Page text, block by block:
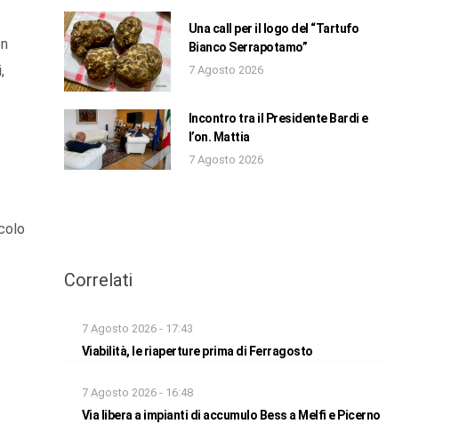
Una call per il logo del “Tartufo
Bianco Serrapotamo”
7 Agosto 2026
Incontro tra il Presidente Bardi e
l’on. Mattia
7 Agosto 2026
Correlati
7 Agosto 2026 - 17:43
Viabilità, le riaperture prima di Ferragosto
7 Agosto 2026 - 16:48
Via libera a impianti di accumulo Bess a Melfi e Picerno